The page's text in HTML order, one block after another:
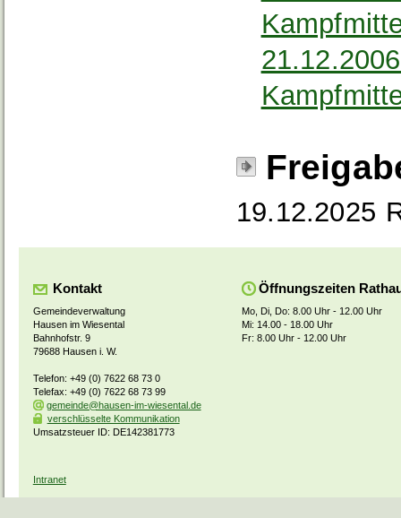
19.12.2025
Kontakt
Gemeindeverwaltung
Hausen im Wiesental
Bahnhofstr. 9
79688 Hausen i. W.
Telefon: +49 (0) 7622 68 73 0
Telefax: +49 (0) 7622 68 73 99
gemeinde@hausen-im-wiesental.de
verschlüsselte Kommunikation
Umsatzsteuer ID: DE142381773
Öffnungszeiten
Mo, Di, Do: 8.00 Uhr - 12.00 Uhr
Mi: 14.00 - 18.00 Uhr
Fr: 8.00 Uhr - 12.00 Uhr
Intranet